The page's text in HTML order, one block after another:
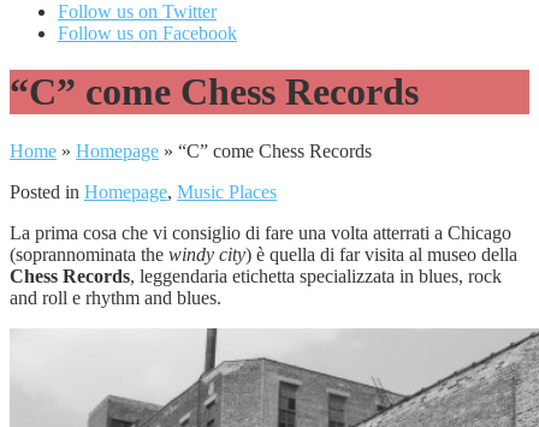
Follow us on Twitter
Follow us on Facebook
“C” come Chess Records
Home » Homepage » “C” come Chess Records
Posted in Homepage, Music Places
La prima cosa che vi consiglio di fare una volta atterrati a Chicago
(soprannominata the windy city) è quella di far visita al museo della
Chess Records, leggendaria etichetta specializzata in blues, rock
and roll e rhythm and blues.